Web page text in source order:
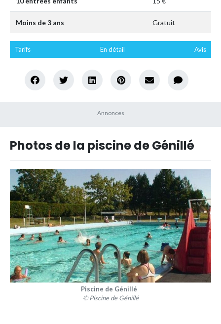
Moins de 3 ans Gratuit
Tarifs En détail Avis
Photos de la piscine de Génillé
Piscine de Génillé
© Piscine de Génillé